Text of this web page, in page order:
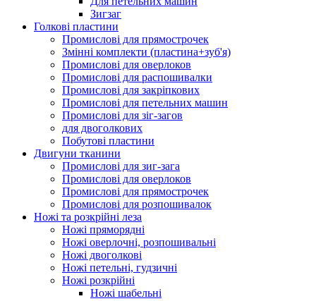
Зигзаг
Голкові пластини
Промислові для прямострочек
Змінні комплекти (пластина+зуб'я)
Промислові для оверлоков
Промислові для распошивалки
Промислові для закріпкових
Промислові для петельних машин
Промислові для зіг-загов
для двоголкових
Побутові пластини
Двигуни тканини
Промислові для зиг-зага
Промислові для оверлоков
Промислові для прямострочек
Промислові для розпошивалок
Ножі та розкрійні леза
Ножі пряморядні
Ножі оверлочні, розпошивальні
Ножі двоголкові
Ножі петельні, гудзичні
Ножі розкрійні
Ножі шабельні